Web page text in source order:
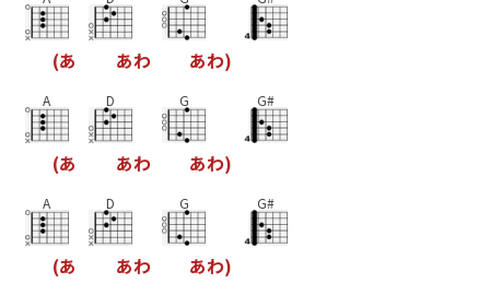
(あ あわ あわ)
A
(あ
D
あわ
G
あわ)
G#
A
(あ
D
あわ
G
あわ)
G#